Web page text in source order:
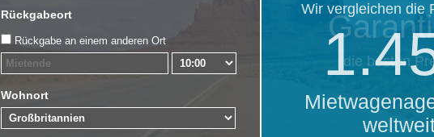
Rückgabeort
Rückgabe an einem anderen Ort
Wohnort
Wir vergleichen die
die besten